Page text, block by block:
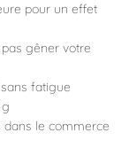
pour un effet
gêner votre
fatigue
dans le commerce